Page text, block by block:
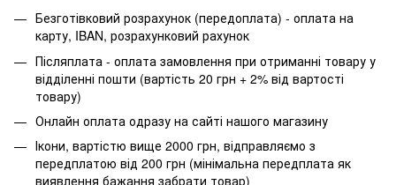
Безготівковий розрахунок (передоплата) - оплата на
карту, IBAN, розрахунковий рахунок
Післяплата - оплата замовлення при отриманні товару у
відділенні пошти (вартість 20 грн + 2% від вартості
товару)
Онлайн оплата одразу на сайті нашого магазину
Ікони, вартістю вище 2000 грн, відправляємо з
передплатою від 200 грн (мінімальна передплата як
виявлення бажання забрати товар)